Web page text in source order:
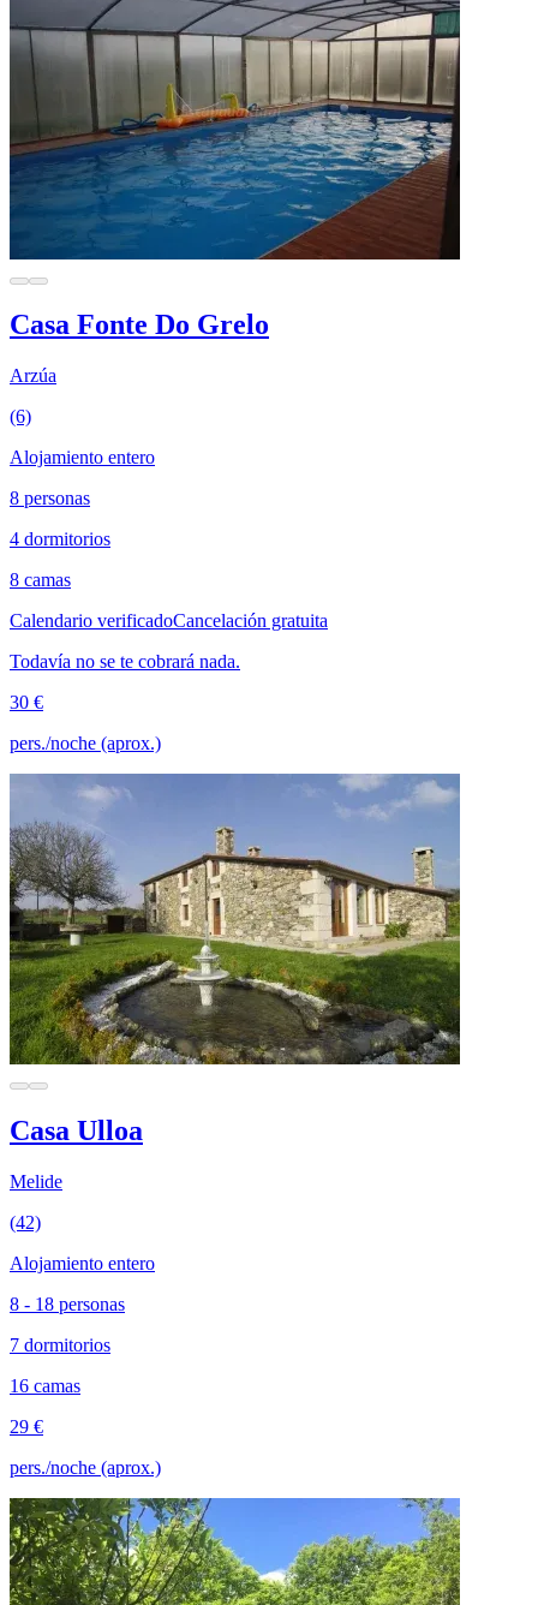
Casa Fonte Do Grelo
Arzúa
(6)
Alojamiento entero
8 personas
4 dormitorios
8 camas
Calendario verificadoCancelación gratuita
Todavía no se te cobrará nada.
30 €
pers./noche (aprox.)
Casa Ulloa
Melide
(42)
Alojamiento entero
8 - 18 personas
7 dormitorios
16 camas
29 €
pers./noche (aprox.)